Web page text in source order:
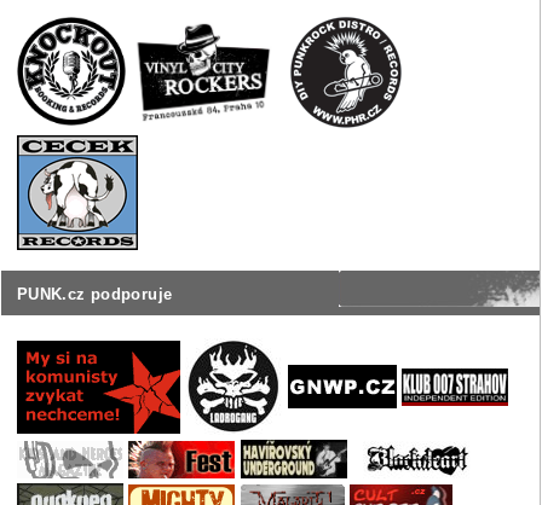
PUNK.cz podporuje